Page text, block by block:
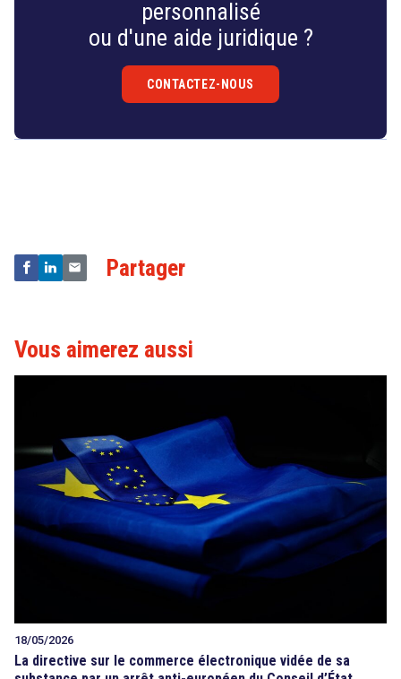
personnalisé
ou d'une aide juridique ?
CONTACTEZ-NOUS
Partager
Vous aimerez aussi
18/05/2026
La directive sur le commerce électronique vidée de sa